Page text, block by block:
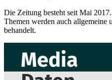
Die Zeitung besteht seit Mai
Themen werden auch allgemeine
behandelt.